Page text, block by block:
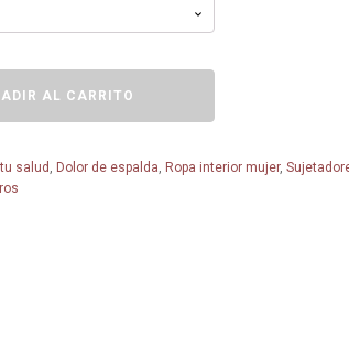
AL CARRITO
salud , Dolor de espalda, Ropa interior mujer,